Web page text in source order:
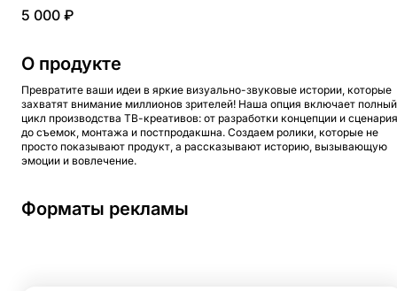
5 000 ₽
О продукте
Превратите ваши идеи в яркие визуально-звуковые истории, которые
захватят внимание миллионов зрителей! Наша опция включает полный
цикл производства ТВ-креативов: от разработки концепции и сценария
до съемок, монтажа и постпродакшна. Создаем ролики, которые не
просто показывают продукт, а рассказывают историю, вызывающую
эмоции и вовлечение.
Форматы рекламы